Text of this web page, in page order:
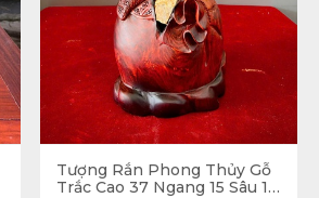
Tượng Rắn Phong Thủy Gỗ
Trắc Cao 37 Ngang 15 Sâu 17